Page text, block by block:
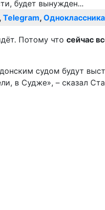
, Telegram,
Потому что сейчас
судом будут
в Судже», – сказал